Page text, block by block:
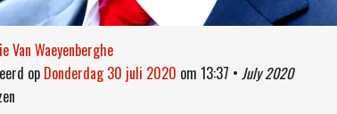
Van Waeyenberghe
op donderdag 30 juli 2020 om 13:37 • July 2020